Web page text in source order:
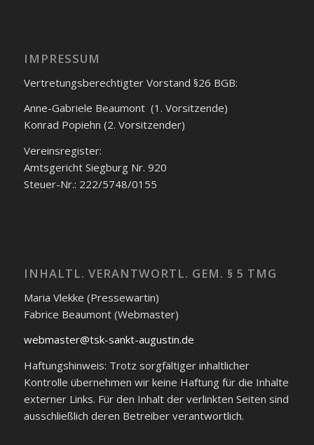
IMPRESSUM
Vertretungsberechtigter Vorstand §26 BGB:
Anne-Gabriele Beaumont (1. Vorsitzende)
Konrad Popiehn (2. Vorsitzender)
Vereinsregister:
Amtsgericht Siegburg Nr. 920
Steuer-Nr.: 222/5748/0155
INHALTL. VERANTWORTL. GEM. § 5 TMG
Maria Vlekke (Pressewartin)
Fabrice Beaumont (Webmaster)
webmaster@tsk-sankt-augustin.de
Haftungshinweis: Trotz sorgfältiger inhaltlicher
Kontrolle übernehmen wir keine Haftung für die Inhalte
externer Links. Für den Inhalt der verlinkten Seiten sind
ausschließlich deren Betreiber verantwortlich.